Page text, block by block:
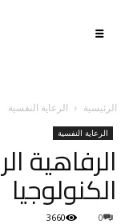
الرئيسية الرعاية النفسية
الرعاية النفسية
الرفاهية
الكنولوجيا
0
3660